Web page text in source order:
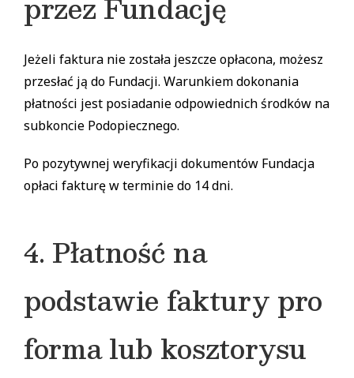
Jeżeli faktura nie została jeszcze opłacona, możesz
przesłać ją do Fundacji. Warunkiem dokonania
płatności jest posiadanie odpowiednich środków na
subkoncie Podopiecznego.
Po pozytywnej weryfikacji dokumentów Fundacja
opłaci fakturę w terminie do 14 dni.
4. Płatność na
podstawie faktury pro
forma lub kosztorysu